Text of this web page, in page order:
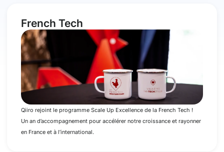
French Tech
Qiiro rejoint le programme Scale Up Excellence de la French Tech !
Un an d’accompagnement pour accélérer notre croissance et rayonner
en France et à l’international.